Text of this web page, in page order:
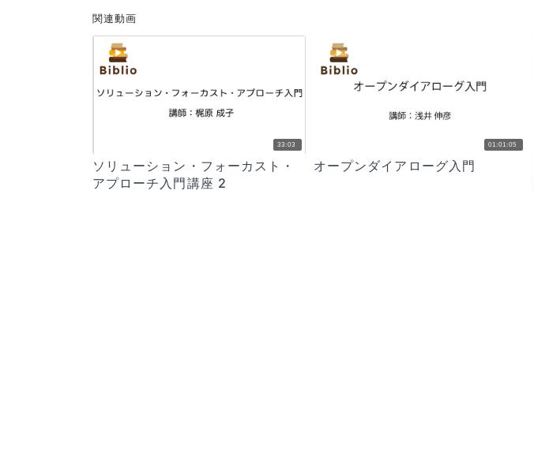
関連動画
33:03
ソリューション・フォーカスト・
アプローチ入門講座 2
01:01:05
オープンダイアローグ入門